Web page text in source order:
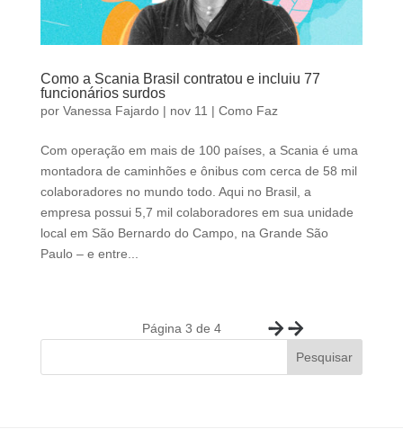
Como a Scania Brasil contratou e incluiu 77
funcionários surdos
por Vanessa Fajardo| nov 11 | Como Faz
Com operação em mais de 100 países, a Scania é uma
montadora de caminhões e ônibus com cerca de 58 mil
colaboradores no mundo todo. Aqui no Brasil, a
empresa possui 5,7 mil colaboradores em sua unidade
local em São Bernardo do Campo, na Grande São
Paulo – e entre...
Página 3 de 4 «
»
Pesquisar